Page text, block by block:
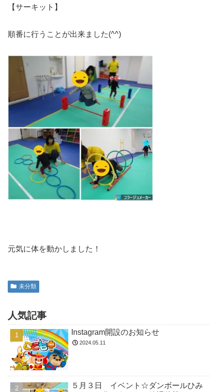
【サーキット】
順番に行うことが出来ました(^^)
元気に体を動かしました！
未分類
人気記事
Instagram開設のお知らせ
2024.05.11
５月３日 イベント☆ダンボールひみ